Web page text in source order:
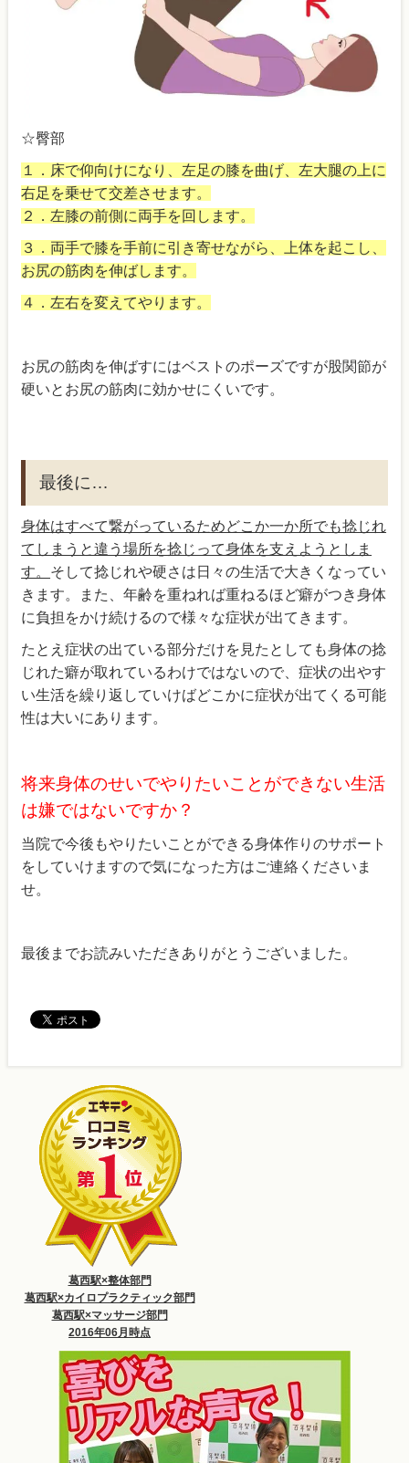
☆臀部
１．床で仰向けになり、左足の膝を曲げ、左大腿の上に
右足を乗せて交差させます。
２．左膝の前側に両手を回します。
３．両手で膝を手前に引き寄せながら、上体を起こし、
お尻の筋肉を伸ばします。
４．左右を変えてやります。
お尻の筋肉を伸ばすにはベストのポーズですが股関節が
硬いとお尻の筋肉に効かせにくいです。
最後に…
身体はすべて繋がっているためどこか一か所でも捻じれ
てしまうと違う場所を捻じって身体を支えようとしま
す。 そして捻じれや硬さは日々の生活で大きくなってい
きます。また、年齢を重ねれば重ねるほど癖がつき身体
に負担をかけ続けるので様々な症状が出てきます。
たとえ症状の出ている部分だけを見たとしても身体の捻
じれた癖が取れているわけではないので、症状の出やす
い生活を繰り返していけばどこかに症状が出てくる可能
性は大いにあります。
将来身体のせいでやりたいことができない生活
は嫌ではないですか？
当院で今後もやりたいことができる身体作りのサポート
をしていけますので気になった方はご連絡くださいま
せ。
最後までお読みいただきありがとうございました。
葛西駅×整体部門
葛西駅×カイロプラクティック部門
葛西駅×マッサージ部門
2016年06月時点